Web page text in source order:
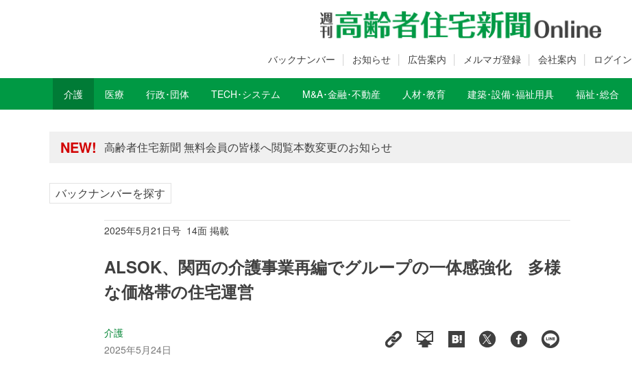
バックナンバー お知らせ 広告案内 メルマガ登録 会社案内 ログイン
介護 医療 行政･団体 TECH･システム M&A･金融･不動産 人材･教育 建築･設備･福祉用具 福祉･総合
NEW! 高齢者住宅新聞 無料会員の皆様へ閲覧本数変更のお知らせ
高齢者住宅新聞 無料会員の皆様へ閲覧本数変更のお知らせ
バックナンバーを探す
2025年5月21日号 14面 掲載
ALSOK、関西の介護事業再編でグループの一体感強化 多様
な価格帯の住宅運営
介護
2025年5月24日